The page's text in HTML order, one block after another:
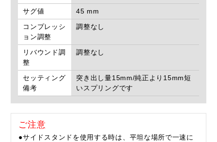
サグ値
45 mm
コンプレッシ
ョン調整
調整なし
リバウンド調
整
調整なし
セッティング
備考
突き出し量15mm/純正より15mm短
いスプリングです
ご注意
●サイドスタンドを使用する時は、平坦な場所で一速に